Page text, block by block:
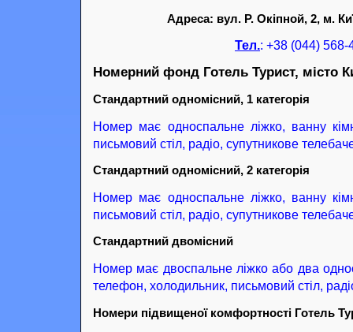
Адреса: вул. Р. Окіпной, 2, м.
Тел.: +38 (044) 568-
Номерний фонд Готель Турист, місто
Стандартний одномісний, 1 категорія
Номер має односпальне ліжко, ванну
письмовий стіл, радіо, супутникове
Стандартний одномісний, 2 категорія
Номер має односпальне ліжко, ванну
письмовий стіл, радіо, супутникове
Стандартний двомісний
Номер має двоспальне ліжко або два
телефон, холодильник, письмовий стіл,
Номери підвищеної комфортності Готель